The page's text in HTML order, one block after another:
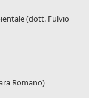
(dott. Fulvio
Romano)